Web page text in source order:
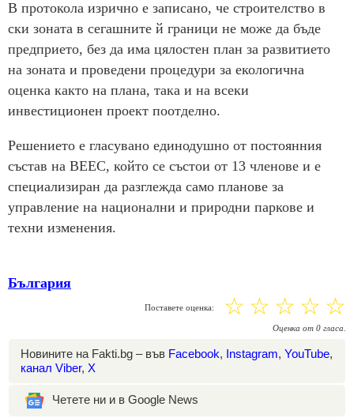
В протокола изрично е записано, че строителство в
ски зоната в сегашните й граници не може да бъде
предприето, без да има цялостен план за развитието
на зоната и проведени процедури за екологична
оценка както на плана, така и на всеки
инвестиционен проект поотделно.
Решението е гласувано единодушно от постоянния
състав на ВЕЕС, който се състои от 13 членове и е
специализиран да разглежда само планове за
управление на национални и природни паркове и
техни изменения.
България
Поставете оценка: ☆
☆
☆
☆
☆
Оценка от 0 гласа.
Новините на Fakti.bg – във Facebook, Instagram, YouTube,
канал Viber, X
Четете ни и в Google News